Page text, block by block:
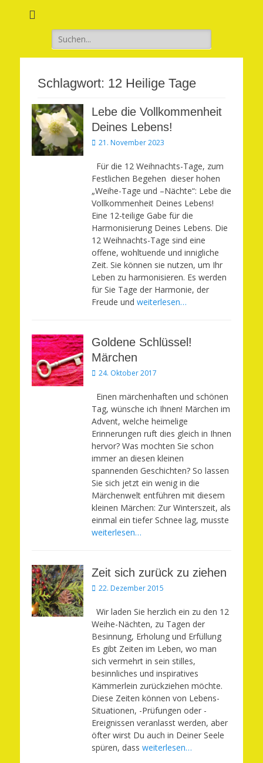
Suchen
nach:
Schlagwort: 12 Heilige Tage
Lebe die Vollkommenheit
Deines Lebens!
Veröffentlicht
21. November 2023
Für die 12 Weihnachts-Tage, zum
Festlichen Begehen dieser hohen
„Weihe-Tage und –Nächte“: Lebe die
Vollkommenheit Deines Lebens!
Eine 12-teilige Gabe für die
Harmonisierung Deines Lebens. Die
12 Weihnachts-Tage sind eine
offene, wohltuende und innigliche
Zeit. Sie können sie nutzen, um Ihr
Leben zu harmonisieren. Es werden
für Sie Tage der Harmonie, der
Freude und weiterlesen…
Goldene Schlüssel!
Märchen
Veröffentlicht
24. Oktober 2017
Einen märchenhaften und schönen
Tag, wünsche ich Ihnen! Märchen im
Advent, welche heimelige
Erinnerungen ruft dies gleich in Ihnen
hervor? Was mochten Sie schon
immer an diesen kleinen
spannenden Geschichten? So lassen
Sie sich jetzt ein wenig in die
Märchenwelt entführen mit diesem
kleinen Märchen: Zur Winterszeit, als
einmal ein tiefer Schnee lag, musste
weiterlesen…
Zeit sich zurück zu ziehen
Veröffentlicht
22. Dezember 2015
Wir laden Sie herzlich ein zu den 12
Weihe-Nächten, zu Tagen der
Besinnung, Erholung und Erfüllung
Es gibt Zeiten im Leben, wo man
sich vermehrt in sein stilles,
besinnliches und inspiratives
Kämmerlein zurückziehen möchte.
Diese Zeiten können von Lebens-
Situationen, -Prüfungen oder -
Ereignissen veranlasst werden, aber
öfter wirst Du auch in Deiner Seele
spüren, dass weiterlesen…